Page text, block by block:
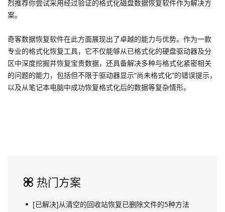
烈推荐你尝试采用经过验证的格式化磁盘数据恢复软件作为解决方
案。
奇客数据恢复软件在此方面展现出了卓越的能力与优势。作为一款
专业的格式化恢复工具，它不仅能够从已格式化的硬盘驱动器及分
区中深度挖掘并恢复宝贵数据，还具备解决多种与格式化紧密相关
的问题的能力，包括但不限于驱动器显示“尚未格式化”的错误提示，
以及从笔记本电脑中成功恢复格式化后的数据等复杂情形。
热门方案
[已解决]从清空的回收站恢复已删除文件的5种方法